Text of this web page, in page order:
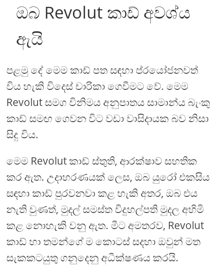
ඔබ Revolut කාඩ් අවශ්ය
ඇයි
පළමු දේ මෙම කාඩ් පත සඳහා ප්රයෝජනවත්
විය හැකි විදෙස් චාරිකා ගෙවීමට වේ. මෙම
Revolut සමග විනිමය අනුපාතය සාමාන්ය බැංකු
කාඩ් සමඟ ගෙවන විට වඩා වාසිදායක බව නිසා
සිදු විය.
මෙම Revolut කාඩ් ස්තුති, ආරක්ෂාව සහතික
කර ඇත. උදාහරණයක් ලෙස, ඔබ යුරෝ එකසිය
සඳහා කාඩ් පුරවනවා කළ හැකි අතර, ඔබ එය
නැති වුණත්, මුදල් සමස්ත විදුහල්පති මුදල අහිමි
කළ නොහැකි වනු ඇත. මීට අමතරව, Revolut
කාඩ් හා තමන්ගේ ම කොටස් සදහා ඔවුන් මත
සැකකටයුතු ගනුදෙනු අධීක්ෂණය කරයි.